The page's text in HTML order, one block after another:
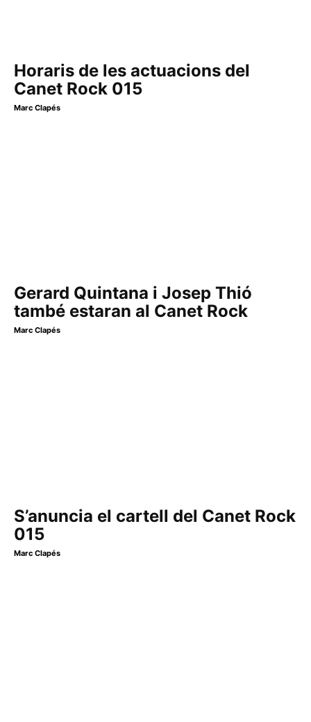
Horaris de les actuacions del
Canet Rock 015
Marc Clapés
Gerard Quintana i Josep Thió
també estaran al Canet Rock
Marc Clapés
S’anuncia el cartell del Canet Rock
015
Marc Clapés